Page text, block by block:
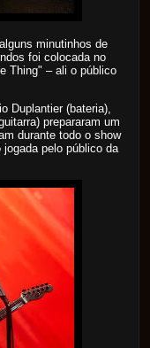
minutinhos de
foi colocada no
Thing" – ali o público
Duplantier (bateria),
prepararam um
durante todo o show
pelo público da